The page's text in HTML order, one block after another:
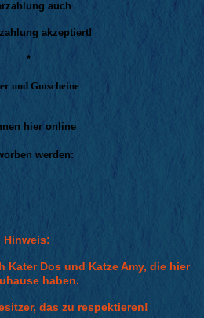
auch
akzeptiert!
*
und Gutscheine
hier online
werden:
Hinweis:
Kater Dos und Katze Amy, die hier
haben.
das zu respektieren!